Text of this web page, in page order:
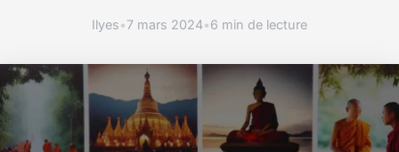
Ilyes•7 mars 2024•6 min de lecture